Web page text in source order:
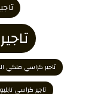
تاجير كراسي ملكي
تاجير كراسي